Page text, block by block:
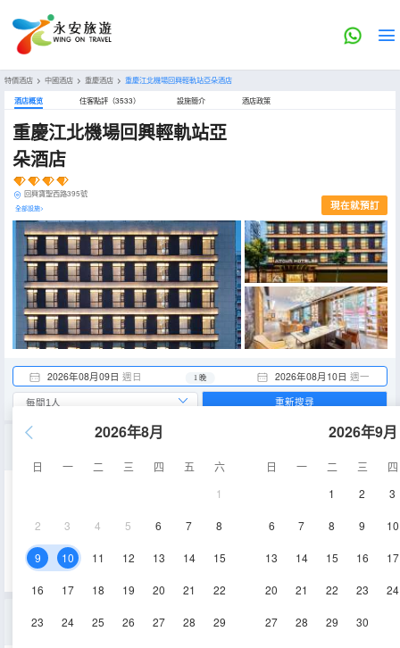
特價酒店 > 中國酒店 > 重慶酒店 > 重慶江北機場回興輕軌站亞朵酒店
酒店概览 住客點評（3533） 設施簡介 酒店政策
重慶江北機場回興輕軌站亞
朵酒店
回興寶聖西路395號
全部設施> 現在就預訂
2026年08月09日 週日 2026年08月10日 週一
1 晚
2026年8月
日 一 二 三 四 五
六
1
2 3 4 5 6 7 8
9 10 11 12 13 14 15
16 17 18 19 20 21 22
23 24 25 26 27 28 29
2026年9月
日 一 二 三
四
1
2 3
6 7 8 9 10
13 14 15 16 17
20 21 22 23 24
27 28 29 30
重新搜尋
30-35㎡ 空調